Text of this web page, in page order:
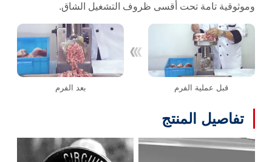
وموثوقية تامة تحت أقسى ظروف التشغيل الشاق.
قبل عملية الفرم بعد الفرم
تفاصيل المنتج